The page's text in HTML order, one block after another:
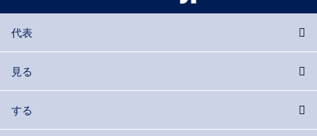
代表
見る
する